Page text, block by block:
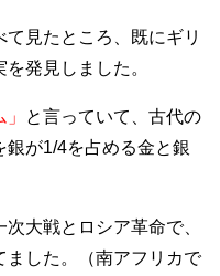
見たところ、既にギリ
発見しました。
と言っていて、古代の
が1/4を占める金と銀
大戦とロシア革命で、
ました。（南アフリカで